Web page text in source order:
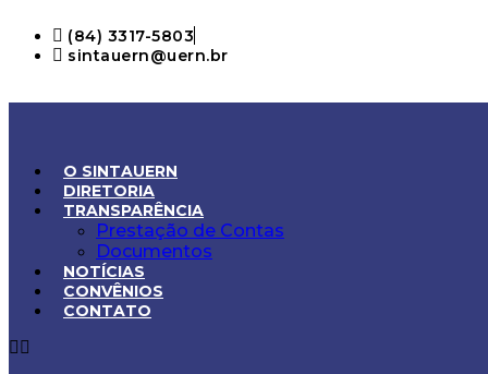
para
(84) 3317-5803
sintauern@uern.br
O SINTAUERN
DIRETORIA
TRANSPARÊNCIA
Prestação de Contas
Documentos
NOTÍCIAS
CONVÊNIOS
CONTATO